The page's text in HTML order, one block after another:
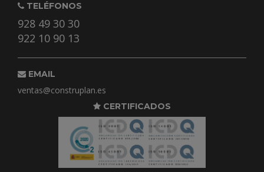
TELÉFONOS
928 49 30 30
922 10 90 13
EMAIL
ventas@construplan.es
CERTIFICADOS